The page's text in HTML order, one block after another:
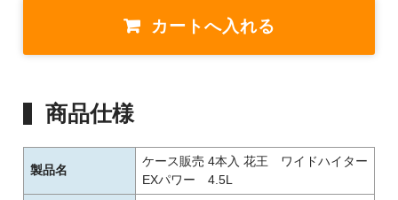
商品仕様
製品名
ケース販売 4本入 花王 ワイドハイター
EXパワー 4.5L